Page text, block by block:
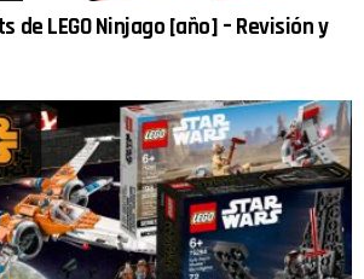
de LEGO Ninjago [año] – Revisión y